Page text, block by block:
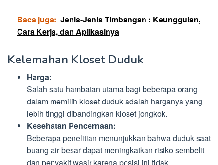
Baca juga: Jenis-Jenis Timbangan : Keunggulan,
Cara Kerja, dan Aplikasinya
Kelemahan Kloset Duduk
Harga:
Salah satu hambatan utama bagi beberapa orang
dalam memilih kloset duduk adalah harganya yang
lebih tinggi dibandingkan kloset jongkok.
Kesehatan Pencernaan:
Beberapa penelitian menunjukkan bahwa duduk saat
buang air besar dapat meningkatkan risiko sembelit
dan penyakit wasir karena posisi ini tidak